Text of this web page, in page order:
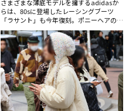
さまざまな薄底モデルを擁するadidasか
らは、80sに登場したレーシングブーツ
「ラサント」も今年復刻。ポニーヘアのア
ッパーがインパクト抜群。